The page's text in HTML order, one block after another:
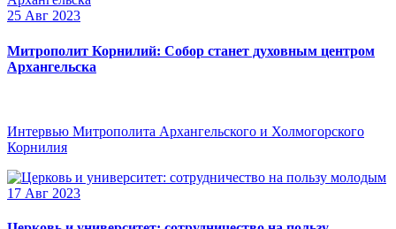
25 Авг 2023
Митрополит Корнилий: Собор станет духовным центром
Архангельска
Интервью Митрополита Архангельского и Холмогорского
Корнилия
17 Авг 2023